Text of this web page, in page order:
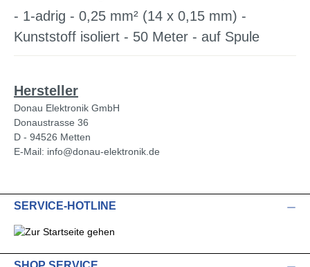
- 1-adrig - 0,25 mm² (14 x 0,15 mm) -
Kunststoff isoliert - 50 Meter - auf Spule
Hersteller
Donau Elektronik GmbH
Donaustrasse 36
D - 94526 Metten
E-Mail: info@donau-elektronik.de
SERVICE-HOTLINE